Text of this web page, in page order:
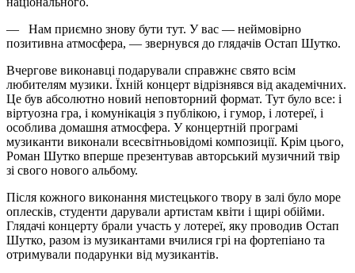
— Нам приємно знову бути тут. У вас — неймовірно
позитивна атмосфера, — звернувся до глядачів Остап Шутко.
Вчергове виконавці подарували справжнє свято всім
любителям музики. Їхній концерт відрізнявся від академічних.
Це був абсолютно новий неповторний формат. Тут було все: і
віртуозна гра, і комунікація з публікою, і гумор, і лотереї, і
особлива домашня атмосфера. У концертній програмі
музиканти виконали всесвітньовідомі композиції. Крім цього,
Роман Шутко вперше презентував авторський музичний твір
зі свого нового альбому.
Після кожного виконання мистецького твору в залі було море
оплесків, студенти дарували артистам квіти і щирі обійми.
Глядачі концерту брали участь у лотереї, яку проводив Остап
Шутко, разом із музикантами вчилися грі на фортепіано та
отримували подарунки від музикантів.